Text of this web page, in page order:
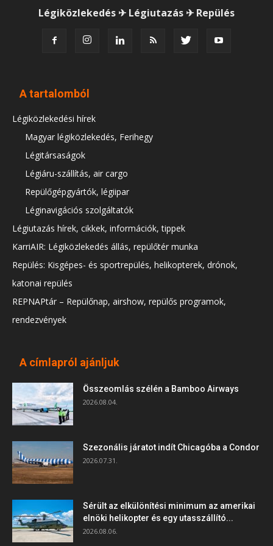
Légiközlekedés ✈ Légiutazás ✈ Repülés
A tartalomból
Légiközlekedési hírek
Magyar légiközlekedés, Ferihegy
Légitársaságok
Légiáru-szállítás, air cargo
Repülőgépgyártók, légiipar
Léginavigációs szolgáltatók
Légiutazás hírek, cikkek, információk, tippek
KarriAIR: Légiközlekedés állás, repülőtér munka
Repülés: Kisgépes- és sportrepülés, helikopterek, drónok,
katonai repülés
REPNAPtár – Repülőnap, airshow, repülős programok,
rendezvények
A címlapról ajánljuk
Összeomlás szélén a Bamboo Airways
2026.08.04.
Szezonális járatot indít Chicagóba a Condor
2026.07.31.
Sérült az elkülönítési minimum az amerikai
elnöki helikopter és egy utasszállító...
2026.08.06.